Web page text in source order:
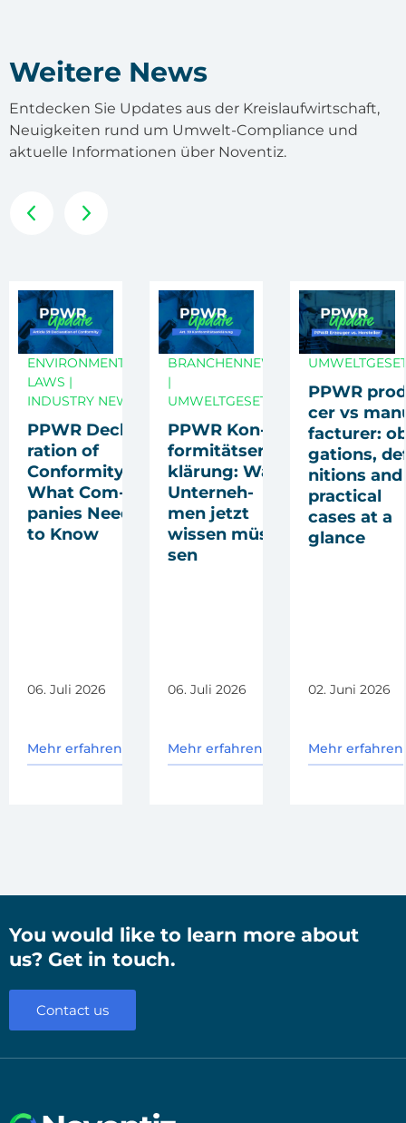
Weitere News
Entdecken Sie Updates aus der Kreislaufwirtschaft,
Neuigkeiten rund um Umwelt-Compliance und
aktuelle Informationen über Noventiz.
ENVIRONMENTAL
LAWS |
INDUSTRY NEWS
PPWR Decla­
ra­ti­on of
Con­for­mi­ty:
What Com­
pa­nies Need
to Know
06. Juli 2026
Mehr erfahren
BRANCHENNEWS
|
UMWELTGESETZE
PPWR Kon­
for­mi­täts­er­
klä­rung: Was
Unter­neh­
men jetzt
wis­sen müs­
sen
06. Juli 2026
Mehr erfahren
PPWR
cer vs
fac­tu­rer:
ga­ti­ons,
ni­ti­ons and
prac­ti­cal
cases at a
glan­ce
02. Juni 2026
Mehr erfahren
You would like to learn more about
us? Get in touch.
Contact us